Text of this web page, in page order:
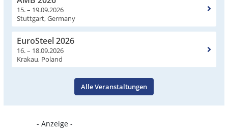
15. – 19.09.2026
Stuttgart, Germany
EuroSteel 2026
16. – 18.09.2026
Krakau, Poland
Alle Veranstaltungen
- Anzeige -